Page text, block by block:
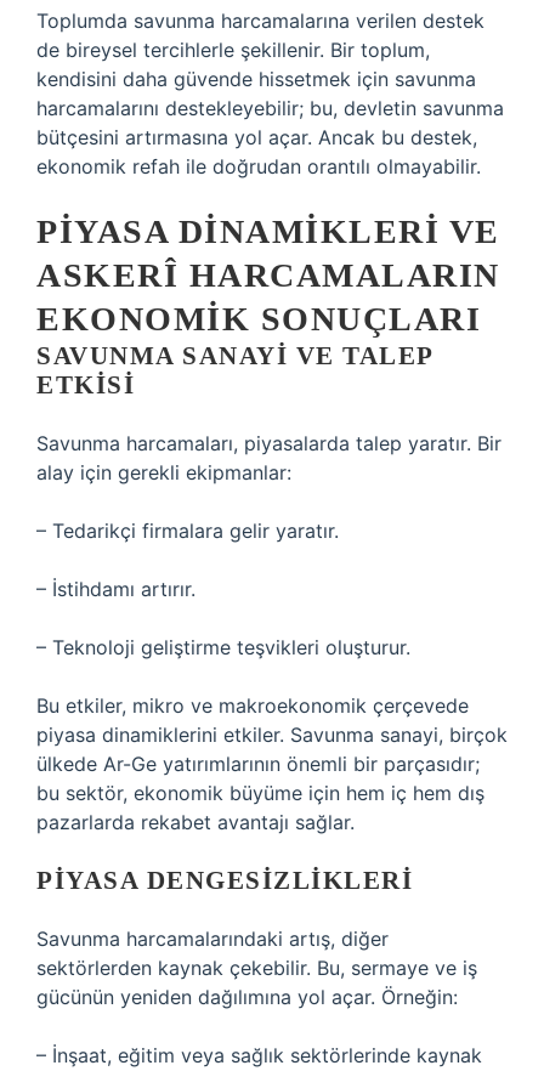
Toplumda savunma harcamalarına verilen destek
de bireysel tercihlerle şekillenir. Bir toplum,
kendisini daha güvende hissetmek için savunma
harcamalarını destekleyebilir; bu, devletin savunma
bütçesini artırmasına yol açar. Ancak bu destek,
ekonomik refah ile doğrudan orantılı olmayabilir.
PIYASA DINAMIKLERI VE
ASKERÎ HARCAMALARIN
EKONOMIK SONUÇLARI
SAVUNMA SANAYI VE TALEP
ETKISI
Savunma harcamaları, piyasalarda talep yaratır. Bir
alay için gerekli ekipmanlar:
– Tedarikçi firmalara gelir yaratır.
– İstihdamı artırır.
– Teknoloji geliştirme teşvikleri oluşturur.
Bu etkiler, mikro ve makroekonomik çerçevede
piyasa dinamiklerini etkiler. Savunma sanayi, birçok
ülkede Ar-Ge yatırımlarının önemli bir parçasıdır;
bu sektör, ekonomik büyüme için hem iç hem dış
pazarlarda rekabet avantajı sağlar.
PIYASA DENGESIZLIKLERI
Savunma harcamalarındaki artış, diğer
sektörlerden kaynak çekebilir. Bu, sermaye ve iş
gücünün yeniden dağılımına yol açar. Örneğin:
– İnşaat, eğitim veya sağlık sektörlerinde kaynak